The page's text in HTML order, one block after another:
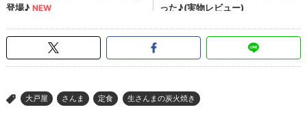
> 大戸屋 さんま 定食 生さんまの炭火焼き